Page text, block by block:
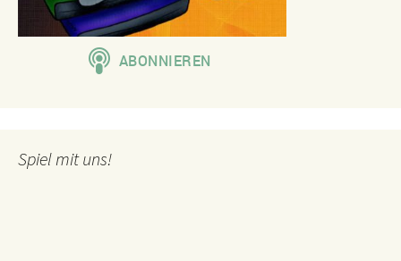
Spiel mit uns!